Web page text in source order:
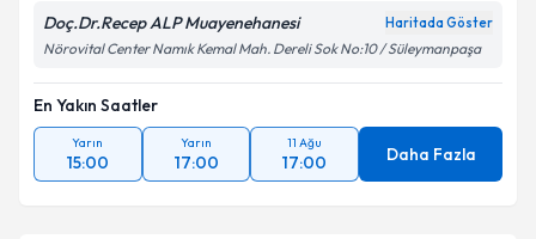
Doç.Dr.Recep ALP Muayenehanesi Haritada Göster
Nörovital Center Namık Kemal Mah. Dereli Sok No:10 / Süleymanpaşa
En Yakın Saatler
Yarın
15:00
Yarın
17:00
11 Ağu
17:00 Daha Fazla